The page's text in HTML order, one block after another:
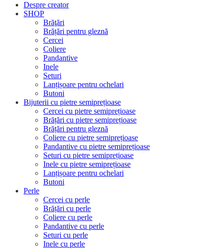
Despre creator
SHOP
Brăţări
Brățări pentru gleznă
Cercei
Coliere
Pandantive
Inele
Seturi
Lanțișoare pentru ochelari
Butoni
Bijuterii cu pietre semiprețioase
Cercei cu pietre semiprețioase
Brățări cu pietre semiprețioase
Brățări pentru gleznă
Coliere cu pietre semiprețioase
Pandantive cu pietre semiprețioase
Seturi cu pietre semiprețioase
Inele cu pietre semiprețioase
Lanțișoare pentru ochelari
Butoni
Perle
Cercei cu perle
Brățări cu perle
Coliere cu perle
Pandantive cu perle
Seturi cu perle
Inele cu perle